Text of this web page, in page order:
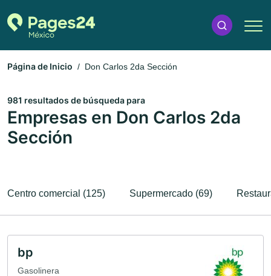
Página de Inicio Don Carlos 2da Sección
981 resultados de búsqueda para
Empresas en Don Carlos 2da
Sección
Centro comercial (125) Supermercado (69)
bp
Gasolinera